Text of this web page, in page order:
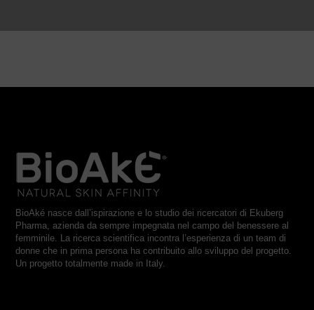
BioAké nasce dall’ispirazione e lo studio dei ricercatori di Ekuberg
Pharma, azienda da sempre impegnata nel campo del benessere al
femminile. La ricerca scientifica incontra l’esperienza di un team di
donne che in prima persona ha contribuito allo sviluppo del progetto.
Un progetto totalmente made in Italy.